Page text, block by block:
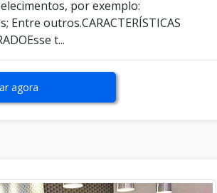
por exemplo:
Entre outros.CARACTERÍSTICAS
t...
agora